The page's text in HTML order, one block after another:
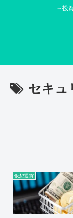
～投
セキュ
仮想通貨